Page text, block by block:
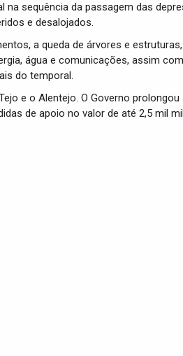
sequência da passagem das
e desalojados.
a queda de árvores e
água e comunicações, assim
do temporal.
e o Alentejo. O Governo prolongou
de apoio no valor de até 2,5 mil